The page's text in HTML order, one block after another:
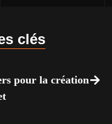
clés
pour la création